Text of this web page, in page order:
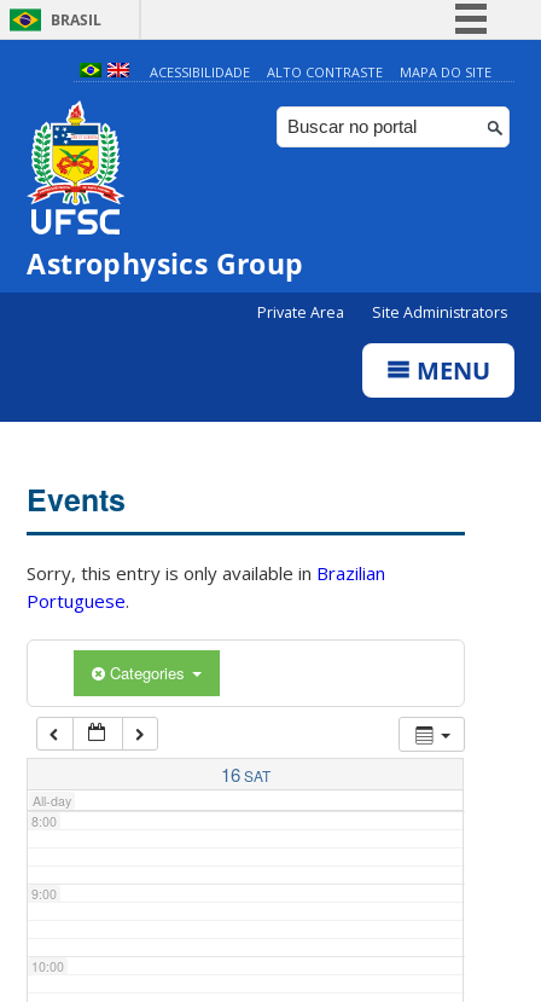
BRASIL
Simplifique!
Comunica BR
Participe
ACESSIBILIDADE ALTO CONTRASTE MAPA DO SITE
Astrophysics Group
Private Area Site Administrators
MENU
Events
Sorry, this entry is only available in Brazilian
Portuguese.
Categories
16SAT
All-day
4:00
5:00
7:00
8:00
9:00
10:00